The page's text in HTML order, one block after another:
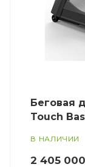
Беговая
Touch
В НАЛИЧИИ
2 405 000